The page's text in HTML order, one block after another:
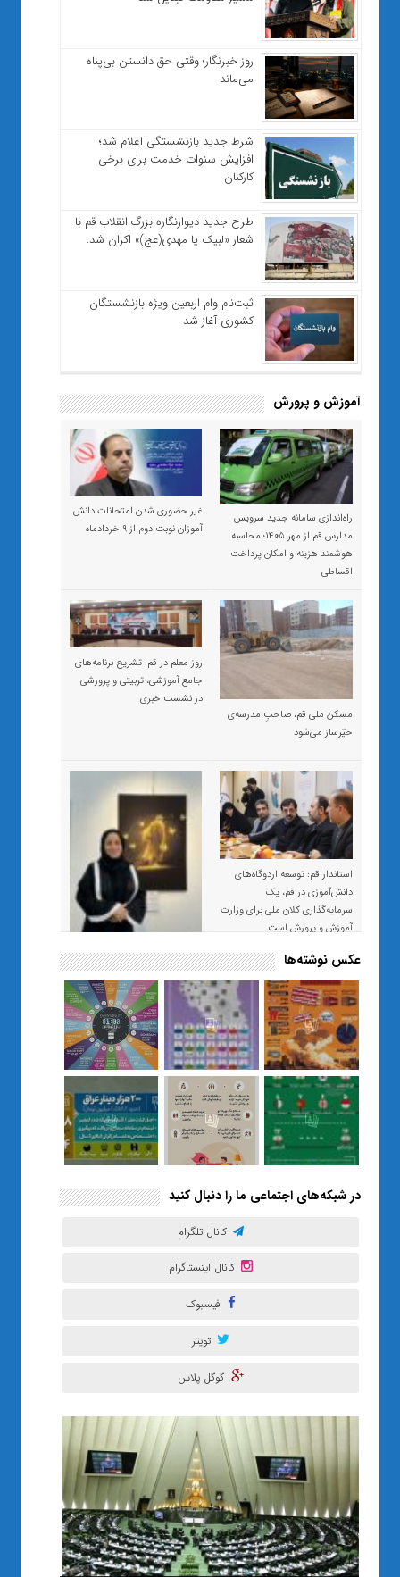
روز خبرنگار؛ وقتی حق دانستن بی‌پناه
می‌ماند
شرط جدید بازنشستگی اعلام شد؛
افزایش سنوات خدمت برای برخی
کارکنان
طرح جدید دیوارنگاره بزرگ انقلاب قم با
شعار «لبیک یا مهدی(عج)» اکران شد.
ثبت‌نام وام اربعین ویژه بازنشستگان
کشوری آغاز شد
آموزش و پرورش
راه‌اندازی سامانه جدید سرویس
مدارس قم از مهر ۱۴۰۵؛ محاسبه
هوشمند هزینه و امکان پرداخت
اقساطی
غیر حضوری شدن امتحانات دانش
آموزان نوبت دوم از ۹ خردادماه
مسکن ملی قم، صاحبِ مدرسه‌ی
خیّرساز می‌شود
روز معلم در قم: تشریح برنامه‌های
جامع آموزشی، تربیتی و پرورشی
در نشست خبری
استاندار قم: توسعه اردوگاه‌های
دانش‌آموزی در قم، یک
سرمایه‌گذاری کلان ملی برای وزارت
آموزش و پرورش است
«صبر و اعتماد؛ روایت معلمی که
نسل Z را از بی‌هدفی به خودباوری
رساند / از یک کلاس ساده در قم تا
حضور مشترک معلم و هنرجویان
در مهم‌ترین گالری قرآنی هوش
مصنوعی تهران
عکس نوشته‌ها
در شبکه‌های اجتماعی ما را دنبال کنید
کانال تلگرام
کانال اینستاگرام
فیسبوک
تویتر
گوگل پلاس